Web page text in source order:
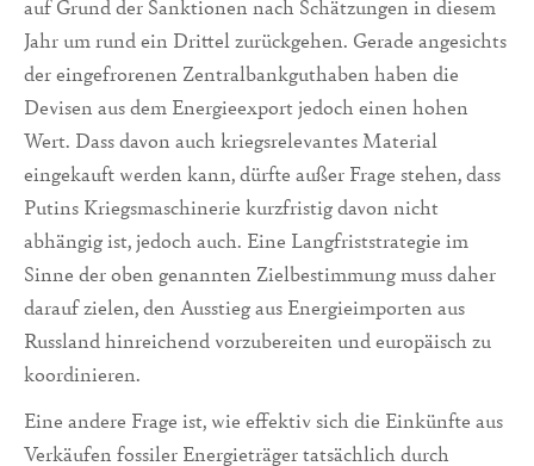
auf Grund der Sanktionen nach Schätzungen in diesem
Jahr um rund ein Drittel zurückgehen. Gerade angesichts
der eingefrorenen Zentralbankguthaben haben die
Devisen aus dem Energieexport jedoch einen hohen
Wert. Dass davon auch kriegsrelevantes Material
eingekauft werden kann, dürfte außer Frage stehen, dass
Putins Kriegsmaschinerie kurzfristig davon nicht
abhängig ist, jedoch auch. Eine Langfriststrategie im
Sinne der oben genannten Zielbestimmung muss daher
darauf zielen, den Ausstieg aus Energieimporten aus
Russland hinreichend vorzubereiten und europäisch zu
koordinieren.
Eine andere Frage ist, wie effektiv sich die Einkünfte aus
Verkäufen fossiler Energieträger tatsächlich durch